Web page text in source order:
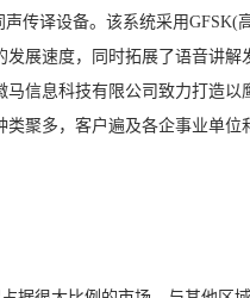
传译设备。该系统采用GFSK(
展速度，同时拓展了语音讲解
马信息科技有限公司致力打造以
聚多，客户遍及各企事业单位